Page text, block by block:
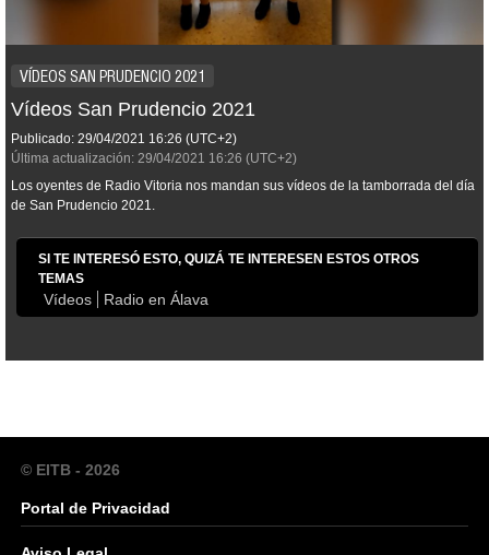
VÍDEOS SAN PRUDENCIO 2021
Vídeos San Prudencio 2021
Publicado: 29/04/2021 16:26 (UTC+2)
Última actualización: 29/04/2021 16:26 (UTC+2)
Los oyentes de Radio Vitoria nos mandan sus vídeos de la tamborrada del día
de San Prudencio 2021.
SI TE INTERESÓ ESTO, QUIZÁ TE INTERESEN ESTOS OTROS
TEMAS
Vídeos Radio en Álava
© EITB - 2026
Portal de Privacidad